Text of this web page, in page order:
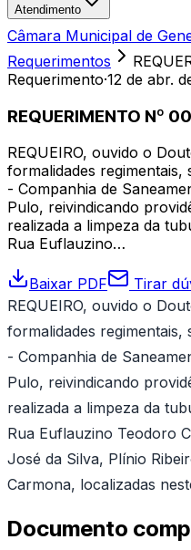
Atendimento
Câmara Municipal de
Requerimentos
Requerimento·12 de abr.
REQUERIMENTO Nº
REQUEIRO, ouvido o
formalidades regimentais,
- Companhia de
Pulo, reivindicando
realizada a limpeza da
Rua Euflauzino…
Baixar PDF
Tirar
REQUEIRO, ouvido o
formalidades regimentais,
- Companhia de
Pulo, reivindicando
realizada a limpeza da
Rua Euflauzino Teodoro
José da Silva, Plínio
Carmona, localizadas
Documento